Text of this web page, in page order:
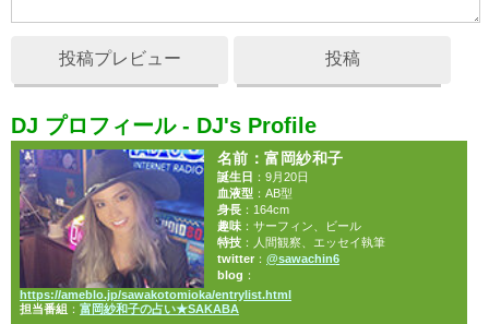
投稿プレビュー 投稿
DJ プロフィール - DJ's Profile
名前：富岡紗和子
誕生日 ：9月20日
血液型：AB型
身長：164cm
趣味：サーフィン、ビール
特技：人間観察、エッセイ執筆
twitter： @sawachin6
blog ：
https://ameblo.jp/sawakotomioka/entrylist.html
担当番組 ： 富岡紗和子の占い★SAKABA